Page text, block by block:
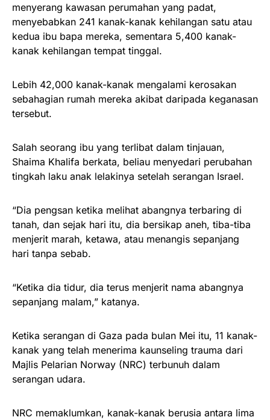
menyerang kawasan perumahan yang padat,
menyebabkan 241 kanak-kanak kehilangan satu atau
kedua ibu bapa mereka, sementara 5,400 kanak-
kanak kehilangan tempat tinggal.
Lebih 42,000 kanak-kanak mengalami kerosakan
sebahagian rumah mereka akibat daripada keganasan
tersebut.
Salah seorang ibu yang terlibat dalam tinjauan,
Shaima Khalifa berkata, beliau menyedari perubahan
tingkah laku anak lelakinya setelah serangan Israel.
“Dia pengsan ketika melihat abangnya terbaring di
tanah, dan sejak hari itu, dia bersikap aneh, tiba-tiba
menjerit marah, ketawa, atau menangis sepanjang
hari tanpa sebab.
“Ketika dia tidur, dia terus menjerit nama abangnya
sepanjang malam,” katanya.
Ketika serangan di Gaza pada bulan Mei itu, 11 kanak-
kanak yang telah menerima kaunseling trauma dari
Majlis Pelarian Norway (NRC) terbunuh dalam
serangan udara.
NRC memaklumkan, kanak-kanak berusia antara lima